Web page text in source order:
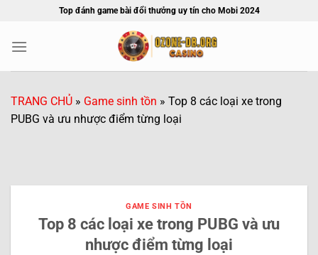
nội
Top đánh game bài đổi thưởng uy tín cho Mobi 2024
TRANG CHỦ » Game sinh tồn » Top 8 các loại xe trong
PUBG và ưu nhược điểm từng loại
GAME SINH TỒN
Top 8 các loại xe trong PUBG và ưu
nhược điểm từng loại